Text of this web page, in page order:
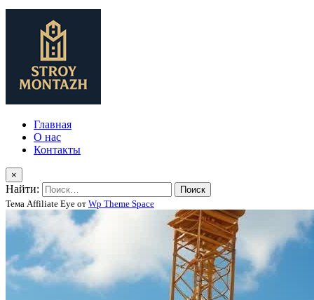
Главная
О нас
Контакты
×
Найти:
Тема Affiliate Eye от Wp Theme Space